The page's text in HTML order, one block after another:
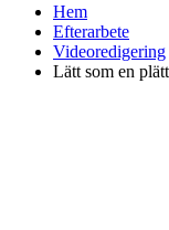
Hem
Efterarbete
Videoredigering
Lätt som en